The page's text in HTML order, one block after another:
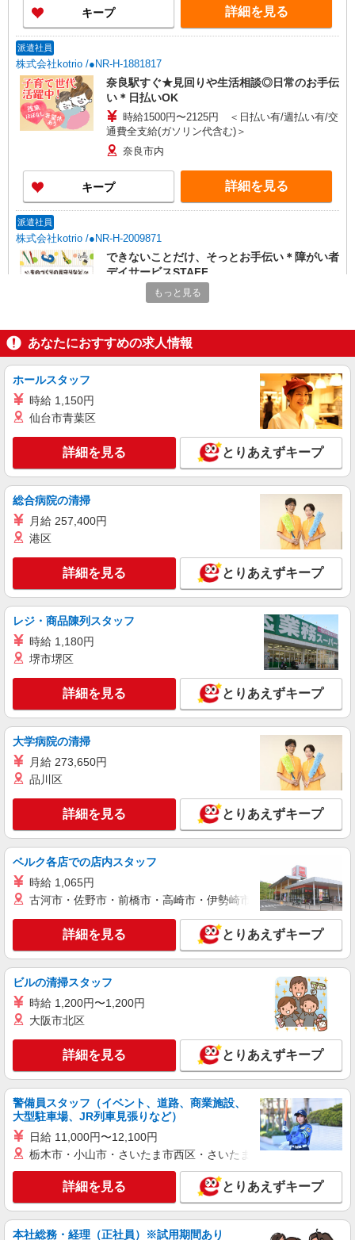
キープ 詳細を見る
派遣社員
株式会社kotrio /●NR-H-1881817
奈良駅すぐ★見回りや生活相談◎日常のお手伝
い＊日払いOK
時給1500円〜2125円 ＜日払い有/週払い有/交
通費全支給(ガソリン代含む)＞
奈良市内
キープ 詳細を見る
派遣社員
株式会社kotrio /●NR-H-2009871
できないことだけ、そっとお手伝い＊障がい者
デイサービスSTAFF
時給1500円〜2125円 ＜日払い有/週払い有/交
通費全支給(ガソリン代含む)＞
詳細を見る
派遣社員
株式会社kotrio /●NR-H-2069105
奈良市★即日お仕事開始も可！キレイな高齢者
住宅STAFF◎
時給1500円〜2125円 ＜日払い有/週払い有/交
通費全支給(ガソリン代含む)＞
詳細を見る
株式会社kotrio /●NR-H-2050937
奈良市＊働きやすさで選ぶならココ！障がいデ
イSTAFF/17時定時
時給1500円〜2125円 ＜日払い有/週払い有/交
キープ 詳細を見る
派遣社員
株式会社kotrio /●NR-H-2094256
奈良市の就労支援施設★人気のサポートスタッ
時給1350円〜 ＜日払い有/週払い有/交通費全
支給(ガソリン代含む)＞
＜駅チカ＞奈良、近鉄奈良
キープ 詳細を見る
派遣社員
株式会社kotrio /●NR-H-1881815
近鉄奈良駅すぐ★見回りや生活相談◎日常のお
手伝い＊日払いOK
時給1500円〜2125円 ＜日払い有/週払い有/交
通費全支給(ガソリン代含む)＞
キープ 詳細を見る
株式会社kotrio /●NR-H-2068956
奈良市/障がい者デイ＊履歴書不要＊面接なし
＊資格・経験不問！
時給1500円〜2125円 ＜日払い有/週払い有/交
通費全支給(ガソリン代含む)＞
奈良市・新大宮駅周辺でご紹介
キープ 詳細を見る
もっと見る
あなたにおすすめの求人情報
ホールスタッフ
時給 1,150円
仙台市青葉区
詳細を見る とりあえずキープ
総合病院の清掃
月給 257,400円
港区
詳細を見る とりあえずキープ
レジ・商品陳列スタッフ
時給 1,180円
堺市堺区
詳細を見る とりあえずキープ
大学病院の清掃
月給 273,650円
品川区
詳細を見る とりあえずキープ
ベルク各店での店内スタッフ
時給 1,065円
古河市・佐野市・前橋市・高崎市・伊勢崎市・太田市・館林市
詳細を見る とりあえずキープ
ビルの清掃スタッフ
時給 1,200円〜1,200円
大阪市北区
詳細を見る とりあえずキープ
警備員スタッフ（イベント、道路、商業施設、
大型駐車場、JR列車見張りなど）
日給 11,000円〜12,100円
栃木市・小山市・さいたま市西区・さいたま市岩槻区・久喜市・
詳細を見る とりあえずキープ
本社総務・経理（正社員）※試用期間あり